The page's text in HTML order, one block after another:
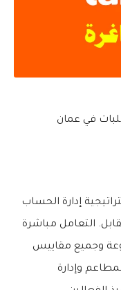
في عمان
إدارة الحساب
التعامل مباشرة
وجميع مقاييس
وإدارة